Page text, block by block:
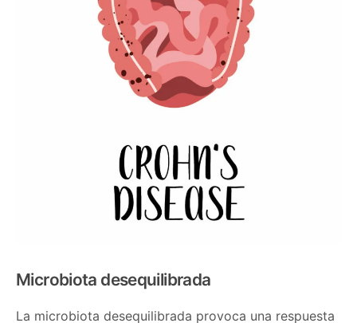
Microbiota desequilibrada
La microbiota desequilibrada provoca una respuesta